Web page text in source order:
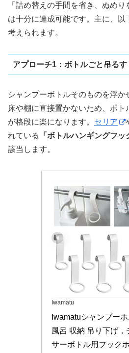
「詰め替えの手間を省き、ぬめ
は十分に達成可能です。主に、
考えられます。
アプローチ1：ボトルごと吊るす
シャンプーボトルそのものを浮か
床や棚に直接置かないため、ボ
が格段に楽になります。 セリア
れている
「ボトルハンギングフッ
該当します。
Iwamatu
Iwamatuシャンプー
風呂 収納 吊り下げ，
サーボトル用フック